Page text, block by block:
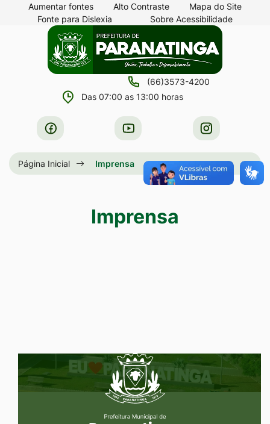
Seção
atalhos
acessibilidade
para
conteúdo
para
menu
[alt+2]
[alt+4]
Aumentar fontes Alto Contraste
Mapa do Site
Fonte para Dislexia
Sobre Acessibilidade
Seção
menu
principal
principal
(66)3573-4200
Das 07:00 as 13:00 horas
Acessar
a
Rede
Acessar
a
Rede
Social
Acessar
a
Rede
Social
Página Inicial Imprensa
Imprensa
Seção do Rodapé e Ouvidoria/